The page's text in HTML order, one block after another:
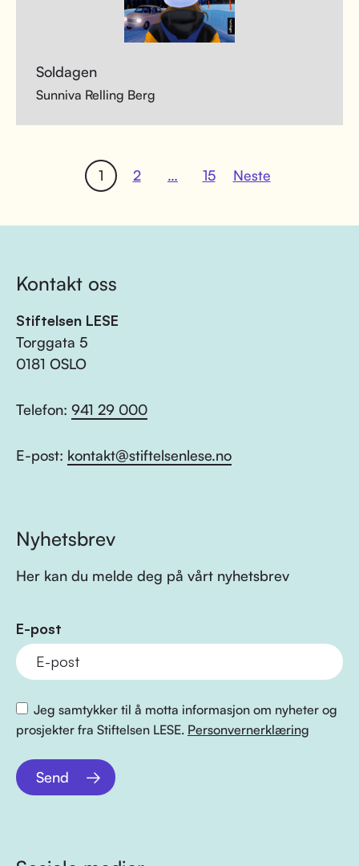
Soldagen
Sunniva Relling Berg
1 2 … 15 Neste
Kontakt oss
Stiftelsen LESE
Torggata 5
0181 OSLO
Telefon: 941 29 000
E-post: kontakt@stiftelsenlese.no
Nyhetsbrev
Her kan du melde deg på vårt nyhetsbrev
E-post
Jeg samtykker til å motta informasjon om nyheter og
prosjekter fra Stiftelsen LESE. Personvernerklæring
Send